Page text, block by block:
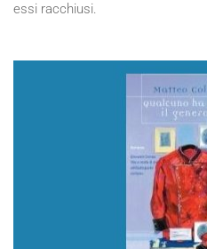
essi racchiusi.